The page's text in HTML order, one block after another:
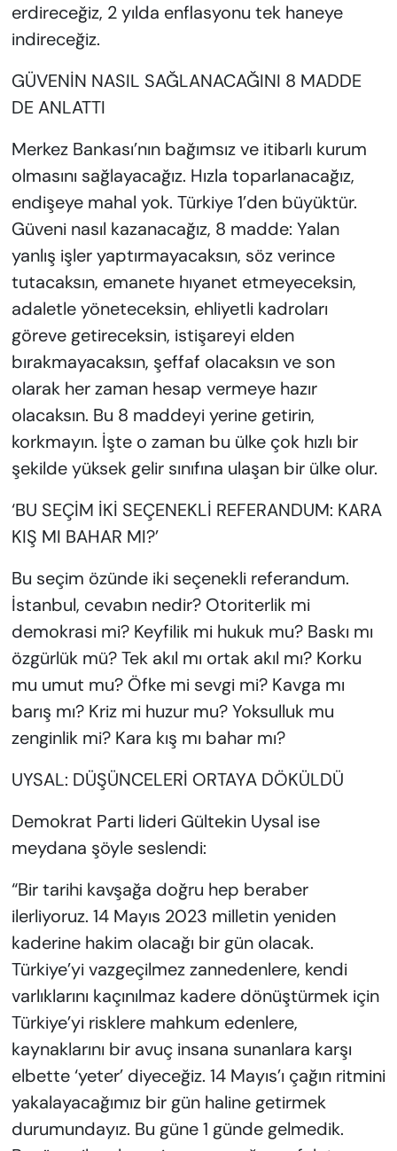
erdireceğiz, 2 yılda enflasyonu tek haneye
indireceğiz.
GÜVENİN NASIL SAĞLANACAĞINI 8 MADDE
DE ANLATTI
Merkez Bankası’nın bağımsız ve itibarlı kurum
olmasını sağlayacağız. Hızla toparlanacağız,
endişeye mahal yok. Türkiye 1’den büyüktür.
Güveni nasıl kazanacağız, 8 madde: Yalan
yanlış işler yaptırmayacaksın, söz verince
tutacaksın, emanete hıyanet etmeyeceksin,
adaletle yöneteceksin, ehliyetli kadroları
göreve getireceksin, istişareyi elden
bırakmayacaksın, şeffaf olacaksın ve son
olarak her zaman hesap vermeye hazır
olacaksın. Bu 8 maddeyi yerine getirin,
korkmayın. İşte o zaman bu ülke çok hızlı bir
şekilde yüksek gelir sınıfına ulaşan bir ülke olur.
‘BU SEÇİM İKİ SEÇENEKLİ REFERANDUM: KARA
KIŞ MI BAHAR MI?’
Bu seçim özünde iki seçenekli referandum.
İstanbul, cevabın nedir? Otoriterlik mi
demokrasi mi? Keyfilik mi hukuk mu? Baskı mı
özgürlük mü? Tek akıl mı ortak akıl mı? Korku
mu umut mu? Öfke mi sevgi mi? Kavga mı
barış mı? Kriz mi huzur mu? Yoksulluk mu
zenginlik mi? Kara kış mı bahar mı?
UYSAL: DÜŞÜNCELERİ ORTAYA DÖKÜLDÜ
Demokrat Parti lideri Gültekin Uysal ise
meydana şöyle seslendi:
“Bir tarihi kavşağa doğru hep beraber
ilerliyoruz. 14 Mayıs 2023 milletin yeniden
kaderine hakim olacağı bir gün olacak.
Türkiye’yi vazgeçilmez zannedenlere, kendi
varlıklarını kaçınılmaz kadere dönüştürmek için
Türkiye’yi risklere mahkum edenlere,
kaynaklarını bir avuç insana sunanlara karşı
elbette ‘yeter’ diyeceğiz. 14 Mayıs’ı çağın ritmini
yakalayacağımız bir gün haline getirmek
durumundayız. Bu güne 1 günde gelmedik.